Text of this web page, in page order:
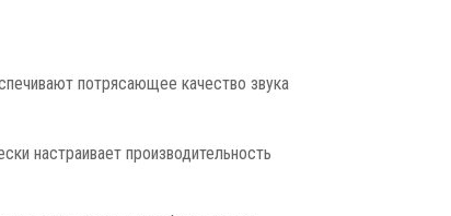
потрясающее качество звука
настраивает производительность